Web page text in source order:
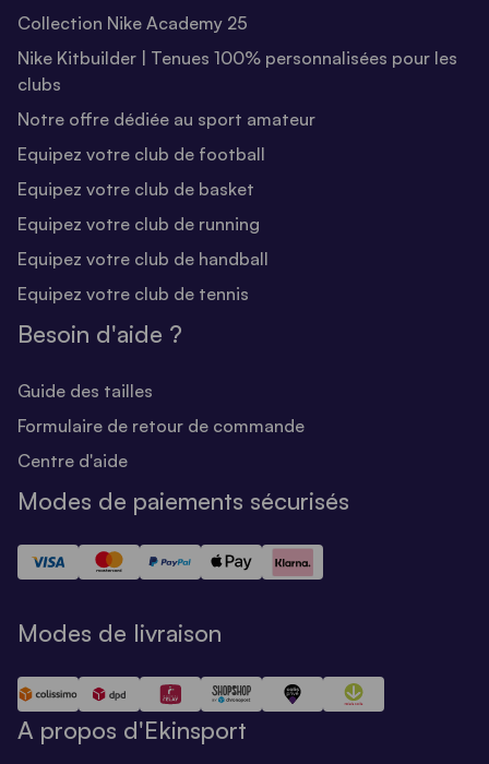
Collection Nike Academy 25
Nike Kitbuilder | Tenues 100% personnalisées pour les
clubs
Notre offre dédiée au sport amateur
Equipez votre club de football
Equipez votre club de basket
Equipez votre club de running
Equipez votre club de handball
Equipez votre club de tennis
Besoin d'aide ?
Guide des tailles
Formulaire de retour de commande
Centre d'aide
Modes de paiements sécurisés
Modes de livraison
A propos d'Ekinsport